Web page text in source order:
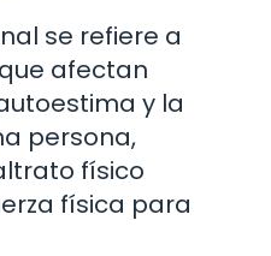
se refiere a
afectan
y la
persona,
físico
física para